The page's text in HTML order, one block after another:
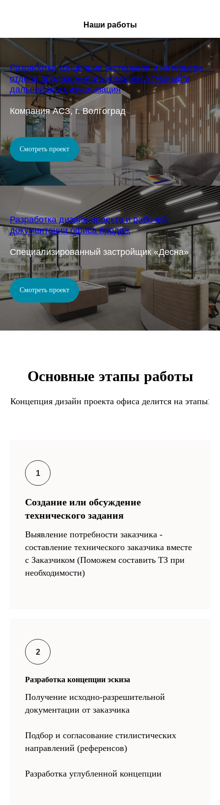
Наши работы
Разработка концепции экстерьера и интерьера
отдела продаж жилого комплекса "Новый"и
дальнейшая визуализация
Компания АСЗ, г. Волгоград
Смотреть проект
Разработка дизайн-проекта и рабочей
документации офиса продаж
Специализированный застройщик «Десна»
Смотреть проект
Основные этапы работы
Концепция дизайн проекта офиса делится на этапы:
Создание или обсуждение
технического задания
Выявление потребности заказчика -
составление технического заказчика вместе
с Заказчиком (Поможем составить ТЗ при
необходимости)
Разработка концепции эскиза
Получение исходно-разрешительной
документации от заказчика
Подбор и согласование стилистических
направлений (референсов)
Разработка углубленной концепции